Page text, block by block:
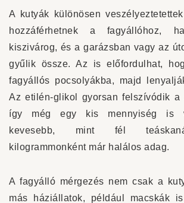
A kutyák különösen
hozzáférhetnek a fagyállóhoz,
kiszivárog, és a garázsban vagy az
gyűlik össze. Az is előfordulhat,
fagyállós pocsolyákba, majd
Az etilén-glikol gyorsan felszívódik a
így még egy kis mennyiség is
kevesebb, mint fél
kilogrammonként már halálos adag.
A fagyálló mérgezés nem csak a
más háziállatok, például macskák